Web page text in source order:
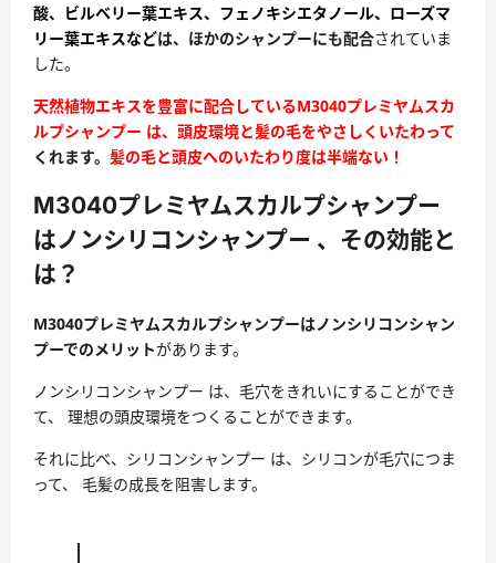
酸、ビルベリー葉エキス、フェノキシエタノール、ローズマ
リー葉エキスなどは、ほかのシャンプーにも配合されていま
した。
天然植物エキスを豊富に配合しているM3040プレミヤムスカ
ルプシャンプー は、頭皮環境と髪の毛をやさしくいたわって
くれます。 髪の毛と頭皮へのいたわり度は半端ない！
M3040プレミヤムスカルプシャンプー
はノンシリコンシャンプー 、その効能と
は？
M3040プレミヤムスカルプシャンプーはノンシリコンシャン
プーでのメリットがあります。
ノンシリコンシャンプー は、毛穴をきれいにすることができ
て、 理想の頭皮環境をつくることができます。
それに比べ、シリコンシャンプー は、シリコンが毛穴につま
って、 毛髪の成長を阻害します。